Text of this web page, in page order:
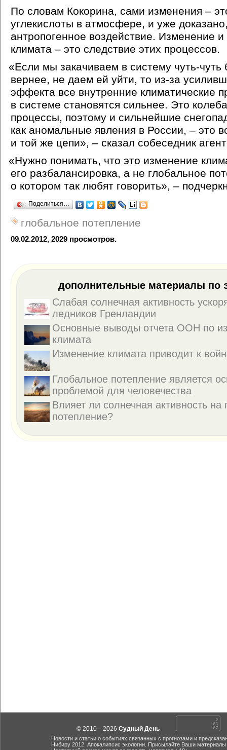
По словам Кокорина, сами изменения –
углекислоты в атмосфере, и уже
антропогенное воздействие. Изменение и
климата – это следствие этих процессов.
«Если мы закачиваем в систему чуть-
вернее, не даем ей уйти, то из-за
эффекта все внутренние климатические
в системе становятся сильнее. Это
процессы, поэтому и сильнейшие
как аномальные явления в России, – это
и той же цепи», – сказал собеседник
«Нужно понимать, что это изменение
его разбалансировка, а не глобальное
о котором так любят говорить», –
Поделиться…
глобальное потепление
09.02.2012, 2029 просмотров.
дополнительные материалы по
Слабая солнечная активность
ледников Гренландии
Основные выводы отчета ООН по
климата
Изменение климата приводит к
Глобальное потепление является
проблемой для человечества
Влияет ли солнечная активность на
потепление?
© 2010—2026 Судный День
Новости и статьи о событиях связанных с прогнозами и
Нибиру 2012. Апокалипсис экологии. Присылайте Ваши